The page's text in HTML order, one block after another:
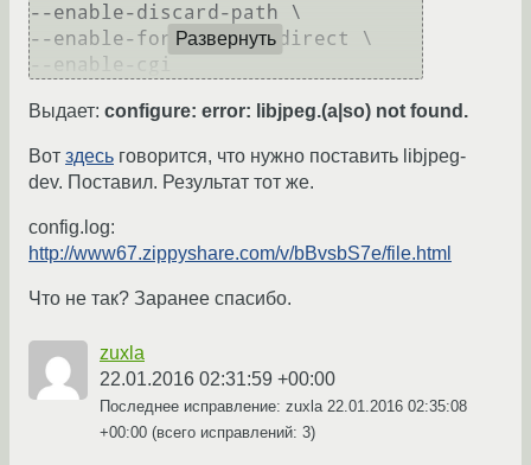
--enable-discard-path \
--enable-force-cgi-redirect \
--enable-cgi
Развернуть
Выдает: configure: error: libjpeg.(a|so) not found.
Вот здесь говорится, что нужно поставить libjpeg-
dev. Поставил. Результат тот же.
config.log:
http://www67.zippyshare.com/v/bBvsbS7e/file.html
Что не так? Заранее спасибо.
zuxla
22.01.2016 02:31:59 +00:00
Последнее исправление: zuxla 22.01.2016 02:35:08
+00:00 (всего исправлений: 3)